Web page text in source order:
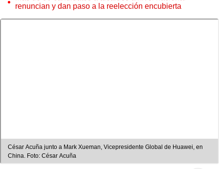
renuncian y dan paso a la reelección encubierta
César Acuña junto a Mark Xueman, Vicepresidente Global de Huawei, en
China. Foto: César Acuña